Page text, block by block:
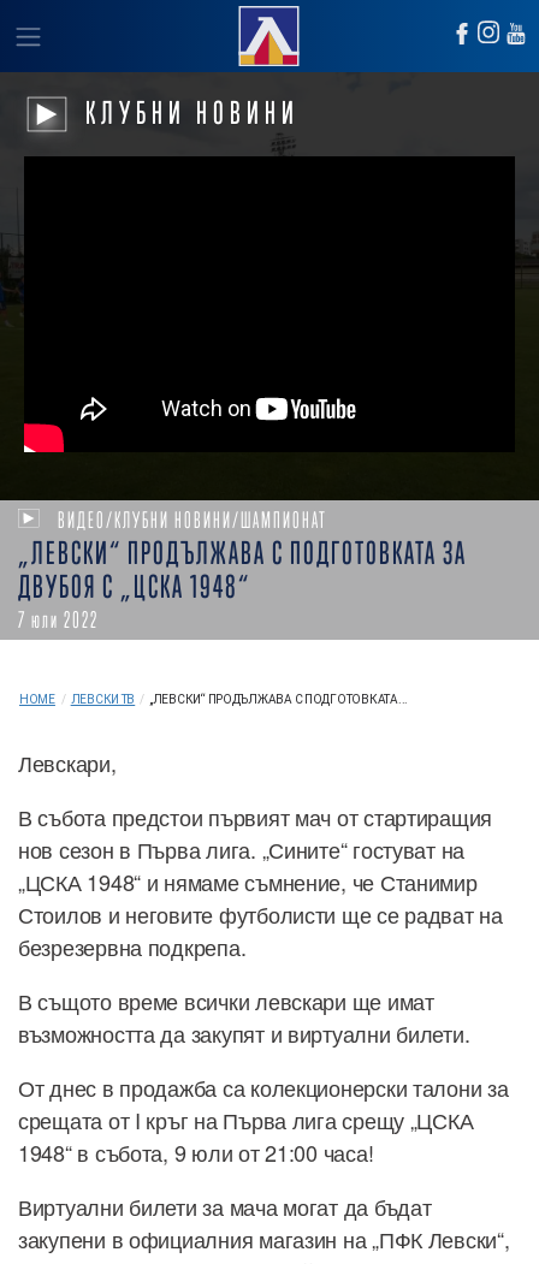
КЛУБНИ НОВИНИ
ВИДЕО/КЛУБНИ НОВИНИ/ШАМПИОНАТ
„ЛЕВСКИ“ ПРОДЪЛЖАВА С ПОДГОТОВКАТА ЗА
ДВУБОЯ С „ЦСКА 1948“
7 юли 2022
HOME / ЛЕВСКИ ТВ / „ЛЕВСКИ“ ПРОДЪЛЖАВА С ПОДГОТОВКАТА...
Левскари,
В събота предстои първият мач от стартиращия
нов сезон в Първа лига. „Сините“ гостуват на
„ЦСКА 1948“ и нямаме съмнение, че Станимир
Стоилов и неговите футболисти ще се радват на
безрезервна подкрепа.
В същото време всички левскари ще имат
възможността да закупят и виртуални билети.
От днес в продажба са колекционерски талони за
срещата от I кръг на Първа лига срещу „ЦСКА
1948“ в събота, 9 юли от 21:00 часа!
Виртуални билети за мача могат да бъдат
закупени в официалния магазин на „ПФК Левски“,